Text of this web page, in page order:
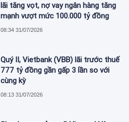
lãi tăng vọt, nợ vay ngân hàng tăng
mạnh vượt mức 100.000 tỷ đồng
08:34 31/07/2026
Quý II, Vietbank (VBB) lãi trước thuế
777 tỷ đồng gần gấp 3 lần so với
cùng kỳ
08:13 31/07/2026